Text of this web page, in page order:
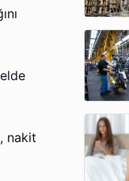
nakit